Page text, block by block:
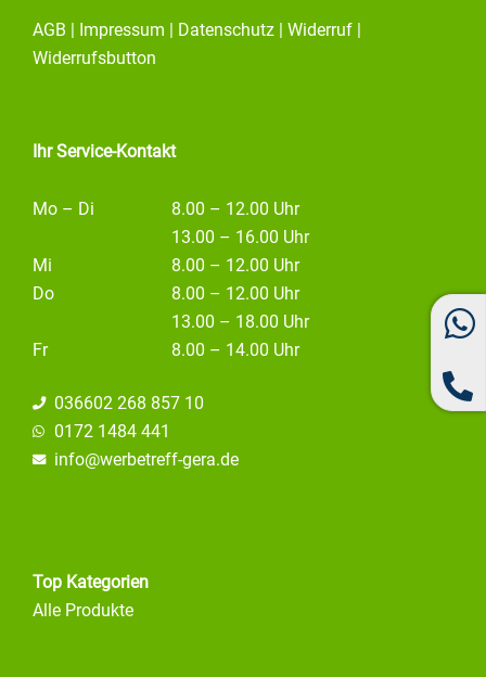
e
b
o
o
a
g
r
e
d
i
AGB Impressum Datenschutz Widerruf
Widerrufsbutton
Ihr Service-Kontakt
Mo – Di
8.00 – 12.00 Uhr
13.00 – 16.00 Uhr
Mi
8.00 – 12.00 Uhr
Do
8.00 – 12.00 Uhr
13.00 – 18.00 Uhr
Fr
8.00 – 14.00 Uhr
036602 268 857 10
0172 1484 441
info@werbetreff-gera.de
Top Kategorien
Alle Produkte